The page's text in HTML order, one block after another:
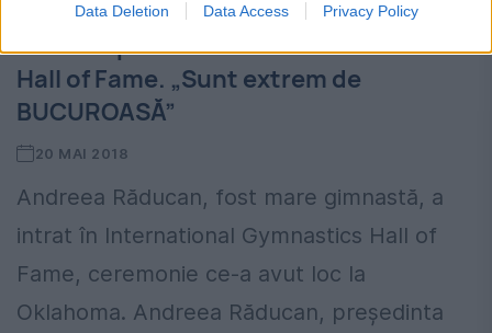
Data Deletion Data Access Privacy Policy
O mare sportivă din România a intrat în
Hall of Fame. „Sunt extrem de
BUCUROASĂ”
20 MAI 2018
Andreea Răducan, fost mare gimnastă, a
intrat în International Gymnastics Hall of
Fame, ceremonie ce-a avut loc la
Oklahoma. Andreea Răducan, președinta